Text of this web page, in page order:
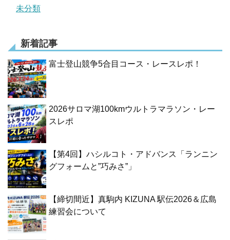
未分類
新着記事
富士登山競争5合目コース・レースレポ！
2026サロマ湖100kmウルトラマラソン・レー
スレポ
【第4回】ハシルコト・アドバンス「ランニン
グフォームと”巧みさ”」
【締切間近】真駒内 KIZUNA 駅伝2026＆広島
練習会について